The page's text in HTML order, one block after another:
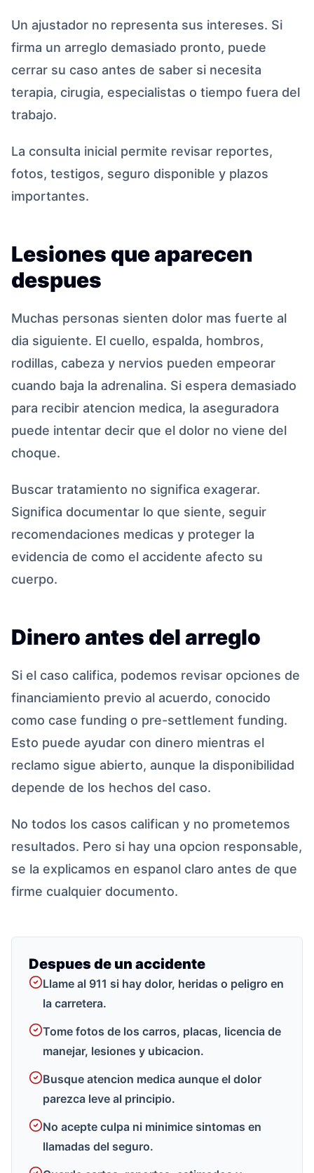
Un ajustador no representa sus intereses. Si
firma un arreglo demasiado pronto, puede
cerrar su caso antes de saber si necesita
terapia, cirugia, especialistas o tiempo fuera del
trabajo.
La consulta inicial permite revisar reportes,
fotos, testigos, seguro disponible y plazos
importantes.
Lesiones que aparecen
despues
Muchas personas sienten dolor mas fuerte al
dia siguiente. El cuello, espalda, hombros,
rodillas, cabeza y nervios pueden empeorar
cuando baja la adrenalina. Si espera demasiado
para recibir atencion medica, la aseguradora
puede intentar decir que el dolor no viene del
choque.
Buscar tratamiento no significa exagerar.
Significa documentar lo que siente, seguir
recomendaciones medicas y proteger la
evidencia de como el accidente afecto su
cuerpo.
Dinero antes del arreglo
Si el caso califica, podemos revisar opciones de
financiamiento previo al acuerdo, conocido
como case funding o pre-settlement funding.
Esto puede ayudar con dinero mientras el
reclamo sigue abierto, aunque la disponibilidad
depende de los hechos del caso.
No todos los casos califican y no prometemos
resultados. Pero si hay una opcion responsable,
se la explicamos en espanol claro antes de que
firme cualquier documento.
Despues de un accidente
Llame al 911 si hay dolor, heridas o peligro en
la carretera.
Tome fotos de los carros, placas, licencia de
manejar, lesiones y ubicacion.
Busque atencion medica aunque el dolor
parezca leve al principio.
No acepte culpa ni minimice sintomas en
llamadas del seguro.